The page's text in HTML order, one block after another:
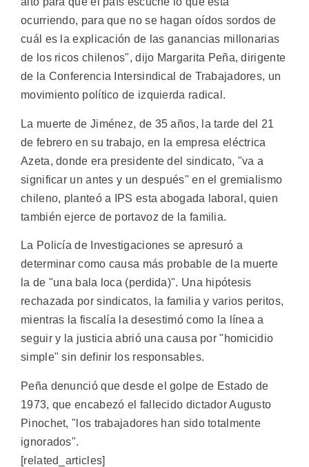
ocurriendo, para que no se hagan oídos sordos de
cuál es la explicación de las ganancias millonarias
de los ricos chilenos", dijo Margarita Peña, dirigente
de la Conferencia Intersindical de Trabajadores, un
movimiento político de izquierda radical.
La muerte de Jiménez, de 35 años, la tarde del 21
de febrero en su trabajo, en la empresa eléctrica
Azeta, donde era presidente del sindicato, "va a
significar un antes y un después" en el gremialismo
chileno, planteó a IPS esta abogada laboral, quien
también ejerce de portavoz de la familia.
La Policía de Investigaciones se apresuró a
determinar como causa más probable de la muerte
la de "una bala loca (perdida)". Una hipótesis
rechazada por sindicatos, la familia y varios peritos,
mientras la fiscalía la desestimó como la línea a
seguir y la justicia abrió una causa por "homicidio
simple" sin definir los responsables.
Peña denunció que desde el golpe de Estado de
1973, que encabezó el fallecido dictador Augusto
Pinochet, "los trabajadores han sido totalmente
ignorados".
[related_articles]